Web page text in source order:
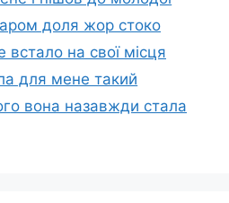
доля жор стоко
встало на свої місця
для мене такий
вона назавжди стала